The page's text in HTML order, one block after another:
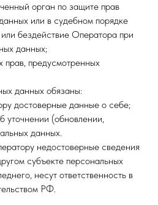
орган по защите прав
или в судебном порядке
бездействие Оператора при
данных;
предусмотренных
данных обязаны:
достоверные данные о себе;
(обновлении,
данных.
недостоверные сведения
субъекте персональных
несут ответственность в
РФ.